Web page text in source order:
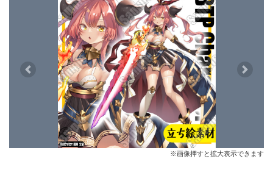
Previous Next
※画像押すと拡大表示できます